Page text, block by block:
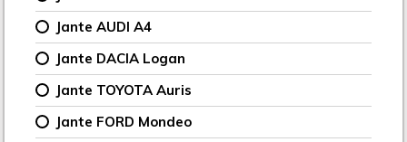
Jante AUDI A4
Jante DACIA Logan
Jante TOYOTA Auris
Jante FORD Mondeo